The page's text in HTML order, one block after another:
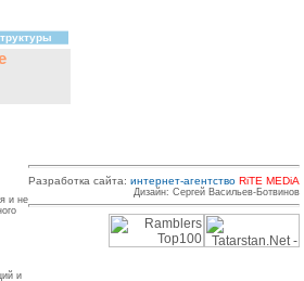
и не
и
Разработка сайта: интернет-агентство RiTE MEDiA
Дизайн: Сергей Васильев-Ботвинов